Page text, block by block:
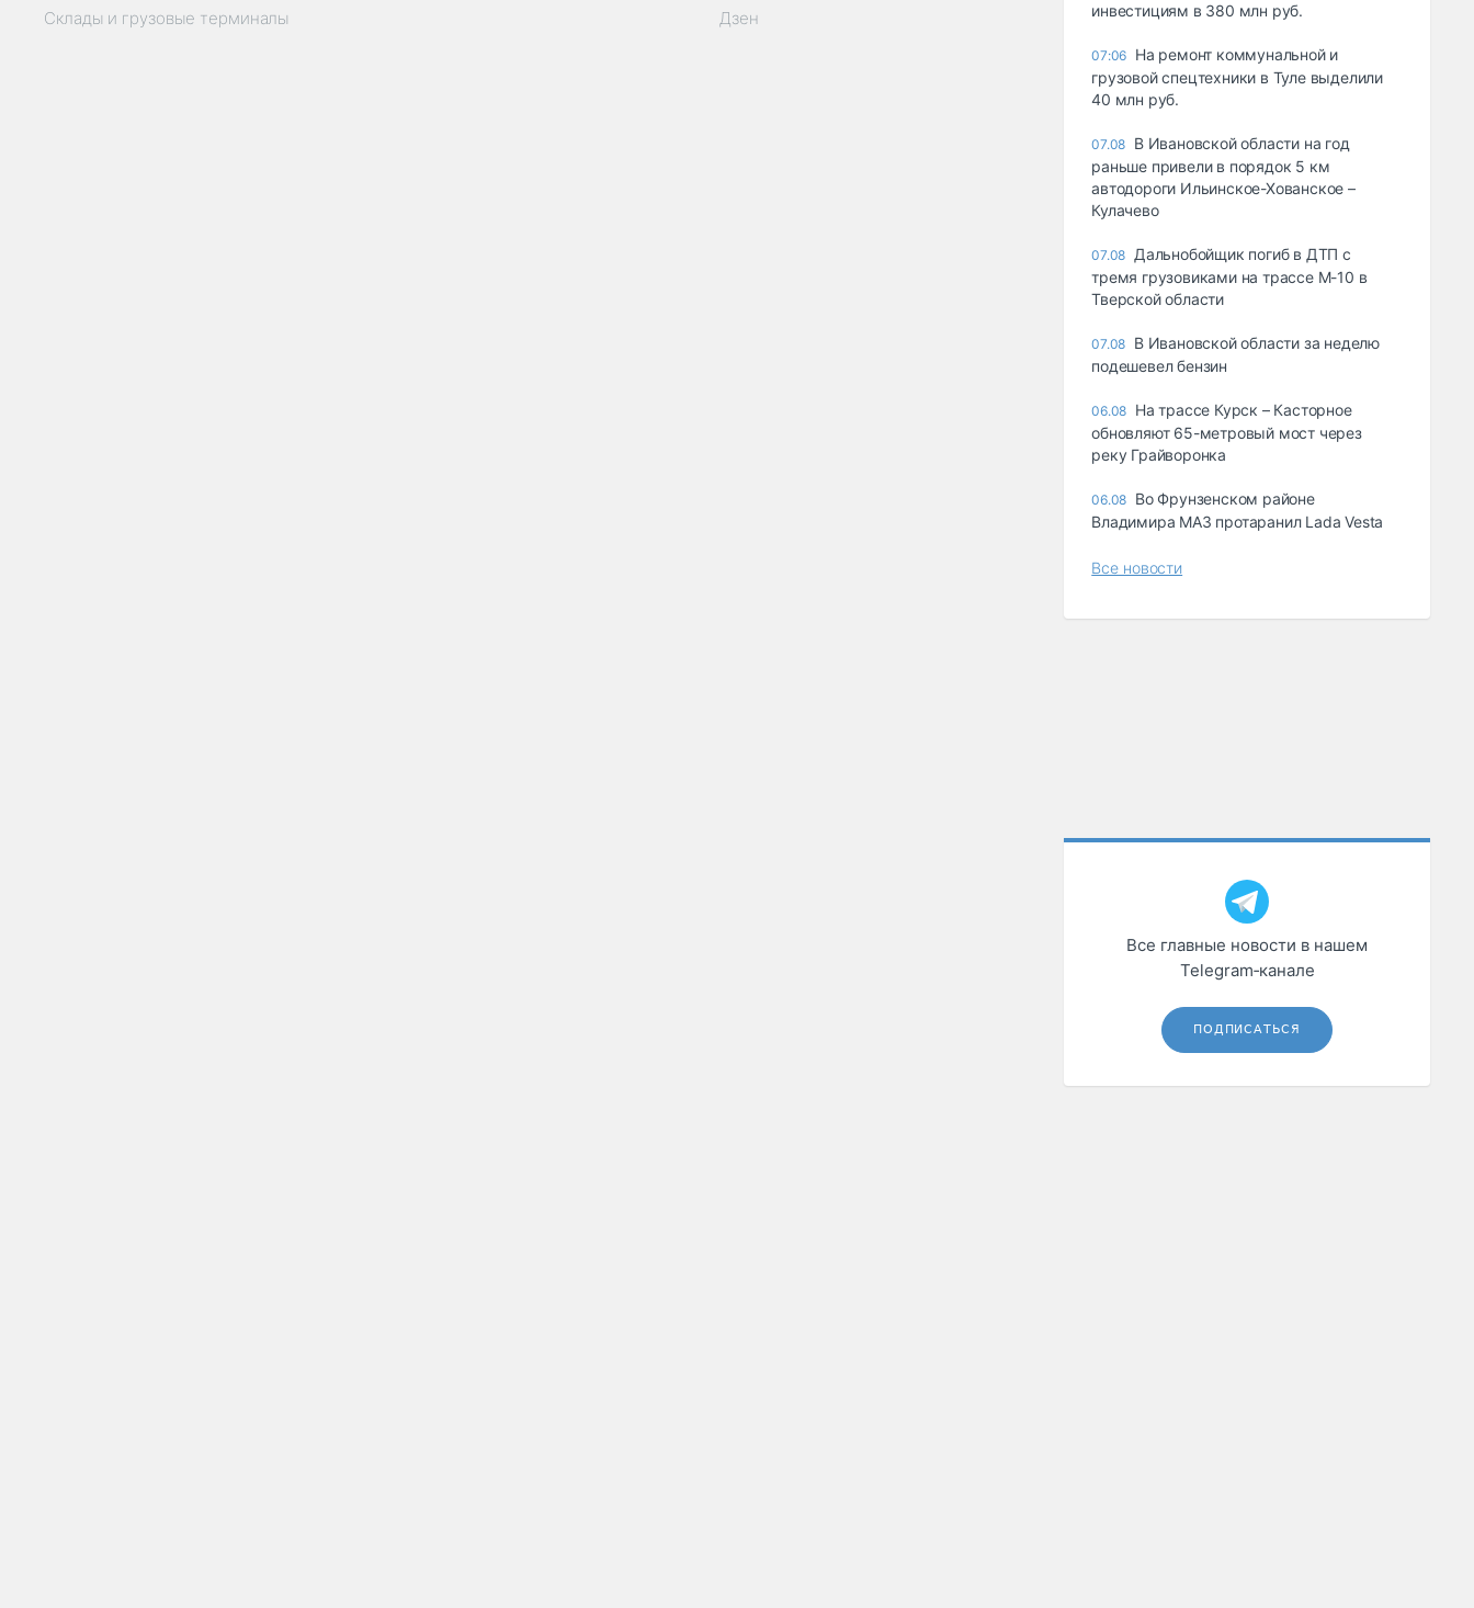
Склады и грузовые терминалы Дзен
инвестициям в 380 млн руб.
07:06 На ремонт коммунальной и
грузовой спецтехники в Туле выделили
40 млн руб.
07.08 В Ивановской области на год
раньше привели в порядок 5 км
автодороги Ильинское-Хованское –
Кулачево
07.08 Дальнобойщик погиб в ДТП с
тремя грузовиками на трассе М-10 в
Тверской области
07.08 В Ивановской области за неделю
подешевел бензин
06.08 На трассе Курск – Касторное
обновляют 65-метровый мост через
реку Грайворонка
06.08 Во Фрунзенском районе
Владимира МАЗ протаранил Lada Vesta
Все новости
Все главные новости в нашем
Telegram‑канале
ПОДПИСАТЬСЯ